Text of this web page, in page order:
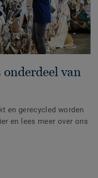
van
en gerecycled worden
en lees meer over ons